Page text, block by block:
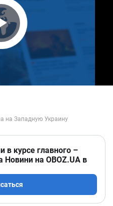
Video
в курсе главного –
Новини на OBOZ.UA в